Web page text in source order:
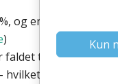
Kun
og er dermed forsat
)
faldet til 7,7%
hvilket er ganske